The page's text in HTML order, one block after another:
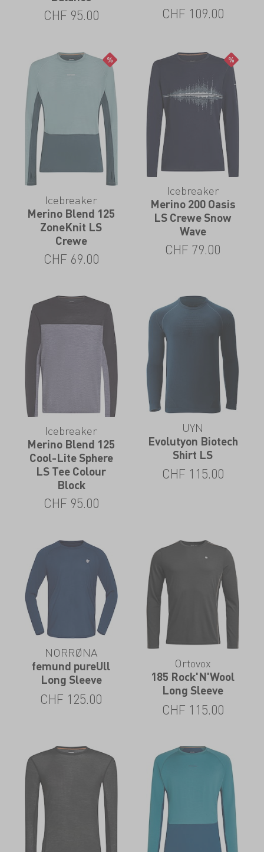
CHF 95.00 CHF 109.00
Icebreaker
Merino Blend 125
ZoneKnit LS
Crewe
CHF 69.00
Icebreaker
Merino 200 Oasis
LS Crewe Snow
Wave
CHF 79.00
Icebreaker
Merino Blend 125
Cool-Lite Sphere
LS Tee Colour
Block
CHF 95.00
UYN
Evolutyon Biotech
Shirt LS
CHF 115.00
NORRØNA
femund pureUll
Long Sleeve
CHF 125.00
Ortovox
185 Rock'N'Wool
Long Sleeve
CHF 115.00